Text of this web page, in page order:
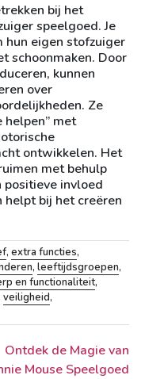
bij het
speelgoed. Je
hun eigen stofzuiger
schoonmaken. Door
kunnen
over
Ze
helpen” met
ontwikkelen. Het
met behulp
positieve invloed
helpt bij het creëren
, extra functies,
, leeftijdsgroepen,
en functionaliteit,
veiligheid,
Ontdek de Magie van
Mouse Speelgoed